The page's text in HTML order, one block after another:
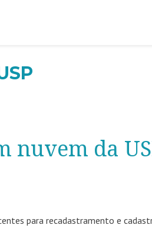
nuvem da
para recadastramento e